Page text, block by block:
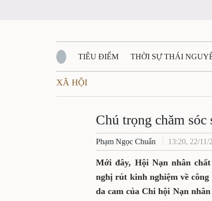
TIÊU ĐIỂM THỜI SỰ THÁI
QUỐC PHÒNG - AN NINH
QUÊ HƯƠNG - ĐẤT NƯỚC QUỐC TẾ
VĂN BẢN, CHÍNH SÁCH MỚI VĂN
XÃ HỘI
Chú trọng chăm
cam
Phạm Ngọc Chuẩn 13:20, 22/
Mới đây, Hội Nạn nhân
chức Hội nghị rút kinh